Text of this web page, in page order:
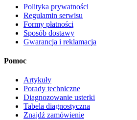
Polityka prywatności
Regulamin serwisu
Formy płatności
Sposób dostawy
Gwarancja i reklamacja
Pomoc
Artykuły
Porady techniczne
Diagnozowanie usterki
Tabela diagnostyczna
Znajdź zamówienie